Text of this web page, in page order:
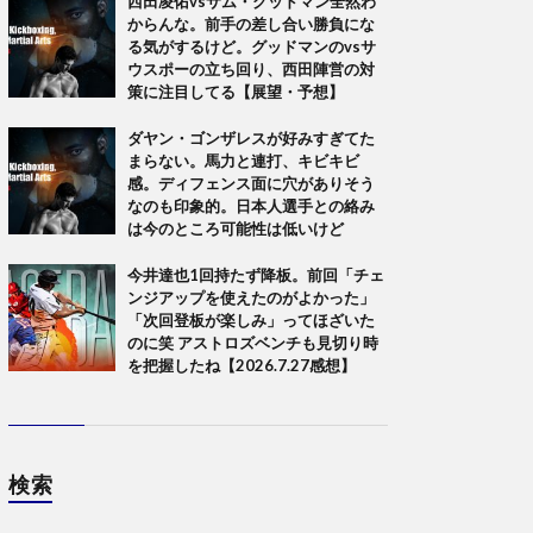
からんな。前手の差し合い勝負にな
る気がするけど。グッドマンのvsサ
ウスポーの立ち回り、西田陣営の対
策に注目してる【展望・予想】
ダヤン・ゴンザレスが好みすぎてた
まらない。馬力と連打、キビキビ
感。ディフェンス面に穴がありそう
なのも印象的。日本人選手との絡み
は今のところ可能性は低いけど
今井達也1回持たず降板。前回「チェ
ンジアップを使えたのがよかった」
「次回登板が楽しみ」ってほざいた
のに笑 アストロズベンチも見切り時
を把握したね【2026.7.27感想】
検索